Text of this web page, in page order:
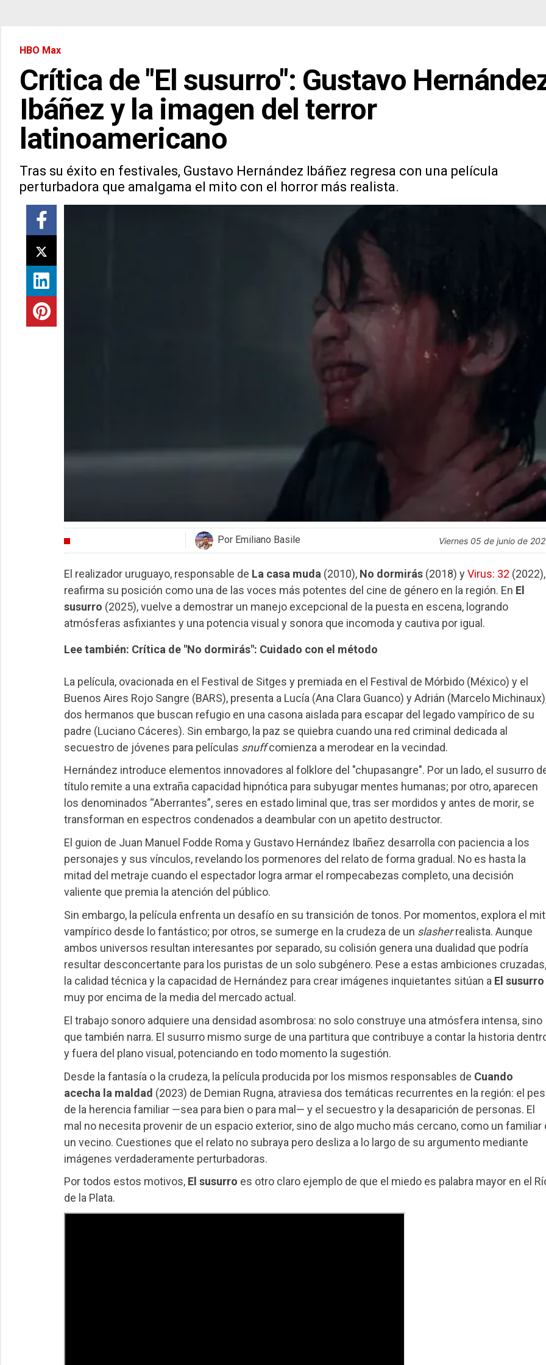
HBO Max
Crítica de "El susurro": Gustavo
Ibáñez y la imagen del terror
latinoamericano
Tras su éxito en festivales, Gustavo Hernández Ibáñez regresa con una película
perturbadora que amalgama el mito con el horror más realista.
Por Emiliano Basile viernes 05 de junio de
El realizador uruguayo, responsable de La casa muda (2010), No dormirás(2018) yVirus: 32 (2022),
reafirma su posición como una de las voces más potentes del cine de género en la región. En El
susurro (2025), vuelve a demostrar un manejo excepcional de la puesta en escena, logrando
atmósferas asfixiantes y una potencia visual y sonora que incomoda y cautiva por igual.
Lee también: Crítica de "No dormirás": Cuidado con el método
La película, ovacionada en el Festival de Sitges y premiada en el Festival de Mórbido (México) y el
Buenos Aires Rojo Sangre (BARS), presenta a Lucía (Ana Clara Guanco) y Adrián (Marcelo
dos hermanos que buscan refugio en una casona aislada para escapar del legado vampírico de su
padre (Luciano Cáceres). Sin embargo, la paz se quiebra cuando una red criminal dedicada al
secuestro de jóvenes para películas snuffcomienza a merodear en la vecindad.
Hernández introduce elementos innovadores al folklore del "chupasangre". Por un lado, el susurro
título remite a una extraña capacidad hipnótica para subyugar mentes humanas; por otro, aparecen
los denominados “Aberrantes”, seres en estado liminal que, tras ser mordidos y antes de morir, se
transforman en espectros condenados a deambular con un apetito destructor.
El guion de Juan Manuel Fodde Roma y Gustavo Hernández Ibañez desarrolla con paciencia a los
personajes y sus vínculos, revelando los pormenores del relato de forma gradual. No es hasta la
mitad del metraje cuando el espectador logra armar el rompecabezas completo, una decisión
valiente que premia la atención del público.
Sin embargo, la película enfrenta un desafío en su transición de tonos. Por momentos, explora el
vampírico desde lo fantástico; por otros, se sumerge en la crudeza de un slasherrealista. Aunque
ambos universos resultan interesantes por separado, su colisión genera una dualidad que podría
resultar desconcertante para los puristas de un solo subgénero. Pese a estas ambiciones cruzadas,
la calidad técnica y la capacidad de Hernández para crear imágenes inquietantes sitúan a El susurro
muy por encima de la media del mercado actual.
El trabajo sonoro adquiere una densidad asombrosa: no solo construye una atmósfera intensa, sino
que también narra. El susurro mismo surge de una partitura que contribuye a contar la historia
y fuera del plano visual, potenciando en todo momento la sugestión.
Desde la fantasía o la crudeza, la película producida por los mismos responsables de Cuando
acecha la maldad (2023) de Demian Rugna, atraviesa dos temáticas recurrentes en la región: el
de la herencia familiar —sea para bien o para mal— y el secuestro y la desaparición de personas. El
mal no necesita provenir de un espacio exterior, sino de algo mucho más cercano, como un familiar
un vecino. Cuestiones que el relato no subraya pero desliza a lo largo de su argumento mediante
imágenes verdaderamente perturbadoras.
Por todos estos motivos, El susurro es otro claro ejemplo de que el miedo es palabra mayor en el
de la Plata.